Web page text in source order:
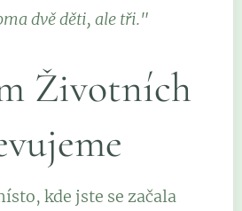
dvě děti, ale tři."
Životních
kde jste se začala